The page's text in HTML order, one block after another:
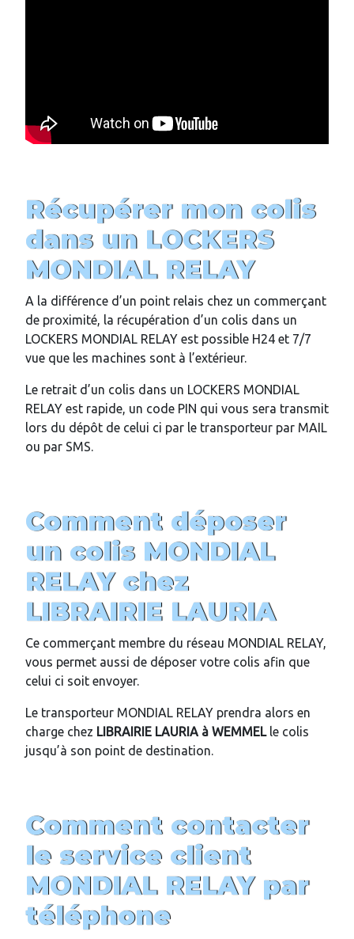
Récupérer mon colis
dans un LOCKERS
MONDIAL RELAY
A la différence d’un point relais chez un commerçant
de proximité, la récupération d’un colis dans un
LOCKERS MONDIAL RELAY est possible H24 et 7/7
vue que les machines sont à l’extérieur.
Le retrait d’un colis dans un LOCKERS MONDIAL
RELAY est rapide, un code PIN qui vous sera transmit
lors du dépôt de celui ci par le transporteur par MAIL
ou par SMS.
Comment déposer
un colis MONDIAL
RELAY chez
LIBRAIRIE LAURIA
Ce commerçant membre du réseau MONDIAL RELAY,
vous permet aussi de déposer votre colis afin que
celui ci soit envoyer.
Le transporteur MONDIAL RELAY prendra alors en
charge chez LIBRAIRIE LAURIA à WEMMELle colis
jusqu’à son point de destination.
Comment contacter
le service client
MONDIAL RELAY par
téléphone